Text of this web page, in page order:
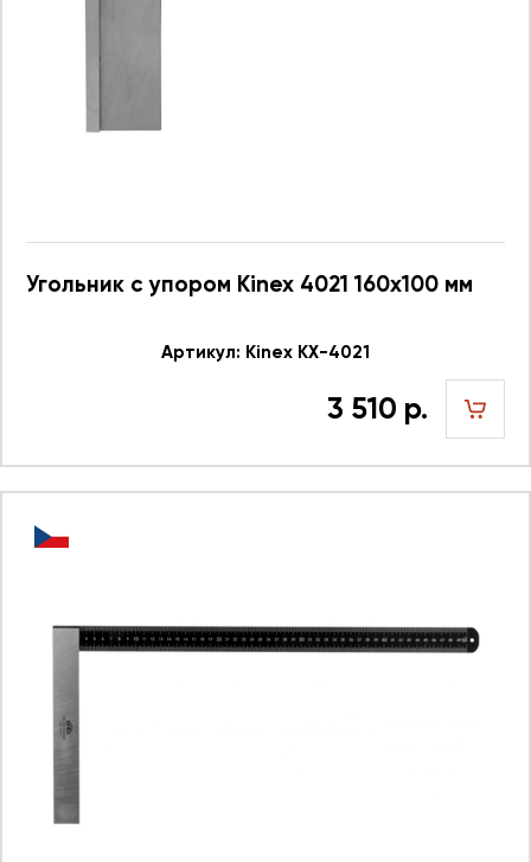
Угольник с упором Kinex 4021 160x100 мм
Артикул: Kinex KX-4021
3 510 р.